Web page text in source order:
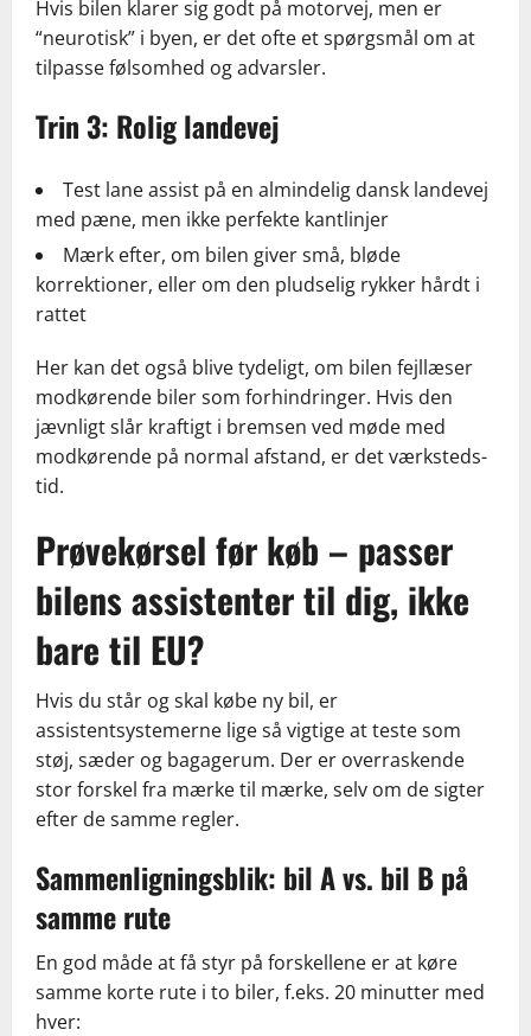
Hvis bilen klarer sig godt på motorvej, men er
“neurotisk” i byen, er det ofte et spørgsmål om at
tilpasse følsomhed og advarsler.
Trin 3: Rolig landevej
Test lane assist på en almindelig dansk landevej
med pæne, men ikke perfekte kantlinjer
Mærk efter, om bilen giver små, bløde
korrektioner, eller om den pludselig rykker hårdt i
rattet
Her kan det også blive tydeligt, om bilen fejllæser
modkørende biler som forhindringer. Hvis den
jævnligt slår kraftigt i bremsen ved møde med
modkørende på normal afstand, er det værksteds-
tid.
Prøvekørsel før køb – passer
bilens assistenter til dig, ikke
bare til EU?
Hvis du står og skal købe ny bil, er
assistentsystemerne lige så vigtige at teste som
støj, sæder og bagagerum. Der er overraskende
stor forskel fra mærke til mærke, selv om de sigter
efter de samme regler.
Sammenligningsblik: bil A vs. bil B på
samme rute
En god måde at få styr på forskellene er at køre
samme korte rute i to biler, f.eks. 20 minutter med
hver: